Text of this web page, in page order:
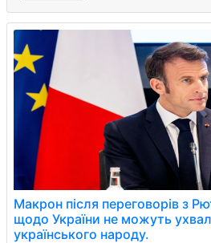
Макрон після переговорів з
щодо України не можуть
українського народу.